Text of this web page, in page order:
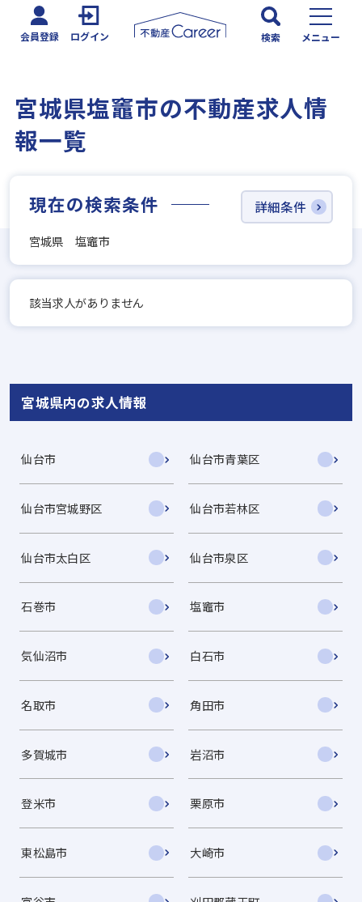
会員登録 ログイン 検索 メニュー
宮城県塩竈市の不動産求人情
報一覧
現在の検索条件
宮城県 塩竈市
詳細条件
該当求人がありません
宮城県内の求人情報
仙台市 仙台市青葉区
仙台市宮城野区 仙台市若林区
仙台市太白区 仙台市泉区
石巻市 塩竈市
気仙沼市 白石市
名取市 角田市
多賀城市 岩沼市
登米市 栗原市
東松島市 大崎市